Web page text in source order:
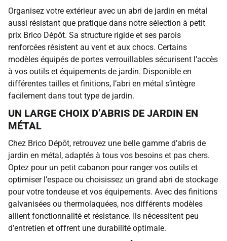
Organisez votre extérieur avec un abri de jardin en métal
aussi résistant que pratique dans notre sélection à petit
prix Brico Dépôt. Sa structure rigide et ses parois
renforcées résistent au vent et aux chocs. Certains
modèles équipés de portes verrouillables sécurisent l’accès
à vos outils et équipements de jardin. Disponible en
différentes tailles et finitions, l’abri en métal s’intègre
facilement dans tout type de jardin.
UN LARGE CHOIX D’ABRIS DE JARDIN EN
MÉTAL
Chez Brico Dépôt, retrouvez une belle gamme d’abris de
jardin en métal, adaptés à tous vos besoins et pas chers.
Optez pour un petit cabanon pour ranger vos outils et
optimiser l’espace ou choisissez un grand abri de stockage
pour votre tondeuse et vos équipements. Avec des finitions
galvanisées ou thermolaquées, nos différents modèles
allient fonctionnalité et résistance. Ils nécessitent peu
d’entretien et offrent une durabilité optimale.